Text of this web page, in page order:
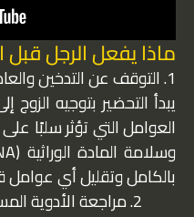
ماذا يفعل الرجل
1. التوقف عن التدخين والعادات التي تؤثر على الخصوبة
يبدأ التحضير بتوجيه
العوامل التي تؤثر سلبًا
بالكامل وتقليل أي عوامل
مراجعة الأدوية